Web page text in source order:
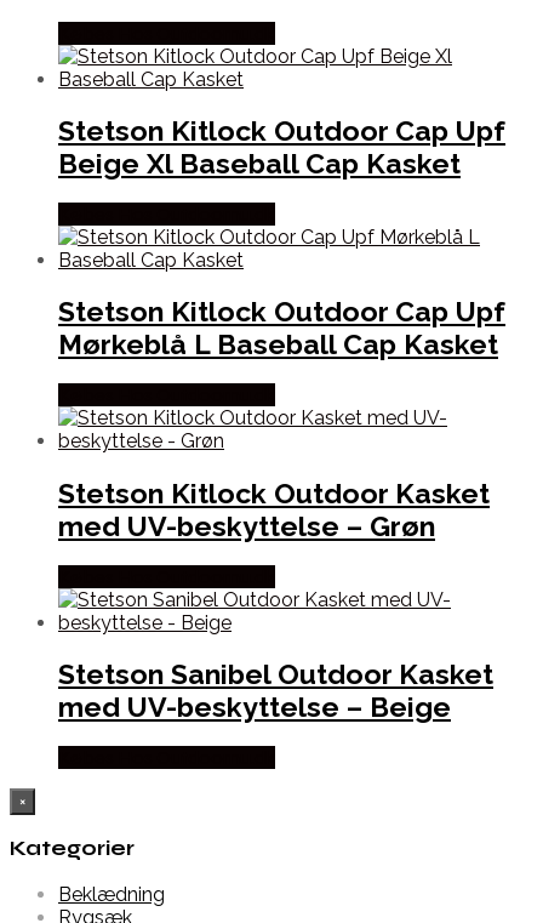
Stetson Kitlock Outdoor Cap Upf
Beige Xl Baseball Cap Kasket
Stetson Kitlock Outdoor Cap Upf
Mørkeblå L Baseball Cap Kasket
Stetson Kitlock Outdoor Kasket
med UV-beskyttelse – Grøn
Stetson Sanibel Outdoor Kasket
med UV-beskyttelse – Beige
×
Kategorier
Beklædning
Rygsæk